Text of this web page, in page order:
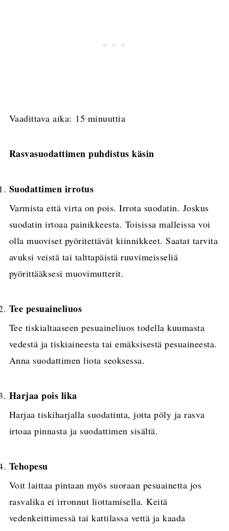
Vaadittava aika: 15 minuuttia
Rasvasuodattimen puhdistus käsin
Suodattimen irrotus
Varmista että virta on pois. Irrota suodatin. Joskus
suodatin irtoaa painikkeesta. Toisissa malleissa voi
olla muoviset pyöritettävät kiinnikkeet. Saatat tarvita
avuksi veistä tai talttapäistä ruuvimeisseliä
pyörittääksesi muovimutterit.
Tee pesuaineliuos
Tee tiskialtaaseen pesuaineliuos todella kuumasta
vedestä ja tiskiaineesta tai emäksisestä pesuaineesta.
Anna suodattimen liota seoksessa.
Harjaa pois lika
Harjaa tiskiharjalla suodatinta, jotta pöly ja rasva
irtoaa pinnasta ja suodattimen sisältä.
Tehopesu
Voit laittaa pintaan myös suoraan pesuainetta jos
rasvalika ei irronnut liottamisella. Keitä
vedenkeittimessä tai kattilassa vettä ja kaada